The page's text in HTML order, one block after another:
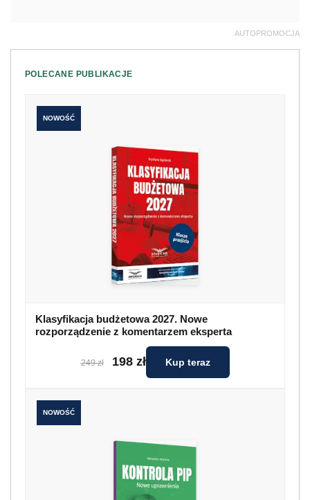
AUTOPROMOCJA
POLECANE PUBLIKACJE
NOWOŚĆ
Klasyfikacja budżetowa 2027. Nowe
rozporządzenie z komentarzem eksperta
249 zł 198 zł Kup teraz
NOWOŚĆ